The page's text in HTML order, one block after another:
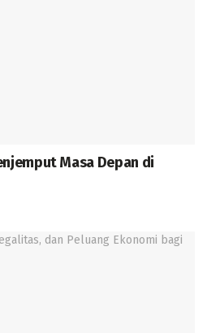
Masa Depan di